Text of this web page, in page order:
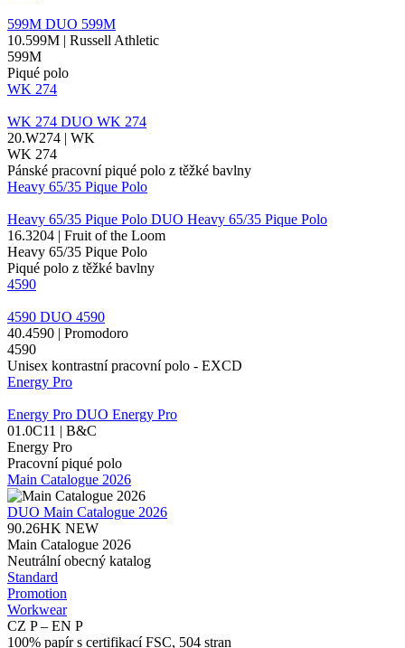
599M DUO 599M
10.599M | Russell Athletic
599M
Piqué polo
WK 274
WK 274 DUO WK 274
20.W274 | WK
WK 274
Pánské pracovní piqué polo z těžké bavlny
Heavy 65/35 Pique Polo
Heavy 65/35 Pique Polo DUO Heavy 65/35 Pique Polo
16.3204 | Fruit of the Loom
Heavy 65/35 Pique Polo
Piqué polo z těžké bavlny
4590
4590 DUO 4590
40.4590 | Promodoro
4590
Unisex kontrastní pracovní polo - EXCD
Energy Pro
Energy Pro DUO Energy Pro
01.0C11 | B&C
Energy Pro
Pracovní piqué polo
Main Catalogue 2026
DUO Main Catalogue 2026
90.26HK NEW
Main Catalogue 2026
Neutrální obecný katalog
Standard
Promotion
Workwear
CZ P – EN P
100% papír s certifikací FSC, 504 stran